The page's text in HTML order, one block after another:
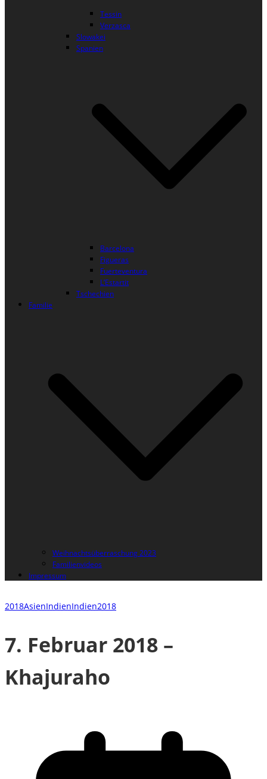
Tessin
Verzasca
Slowakei
Spanien
Barcelona
Figueras
Fuerteventura
L’Estartit
Tschechien
Familie
Weihnachtsüberraschung 2023
Familienvideos
Impressum
2018AsienIndienIndien2018
7. Februar 2018 –
Khajuraho